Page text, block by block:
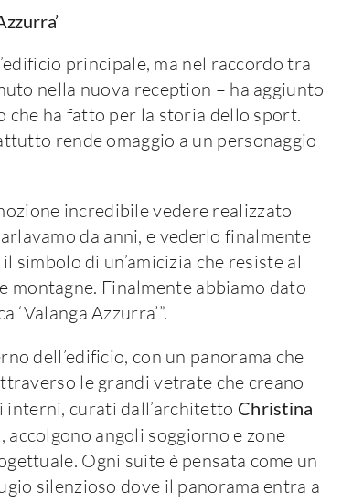
principale, ma nel raccordo tra
nella nuova reception – ha aggiunto
che ha fatto per la storia dello sport.
rende omaggio a un personaggio
incredibile vedere realizzato
da anni, e vederlo finalmente
simbolo di un’amicizia che resiste al
montagne. Finalmente abbiamo dato
Azzurra’”.
dell’edificio, con un panorama che
le grandi vetrate che creano
curati dall’architetto Christina
accolgono angoli soggiorno e zone
Ogni suite è pensata come un
silenzioso dove il panorama entra a